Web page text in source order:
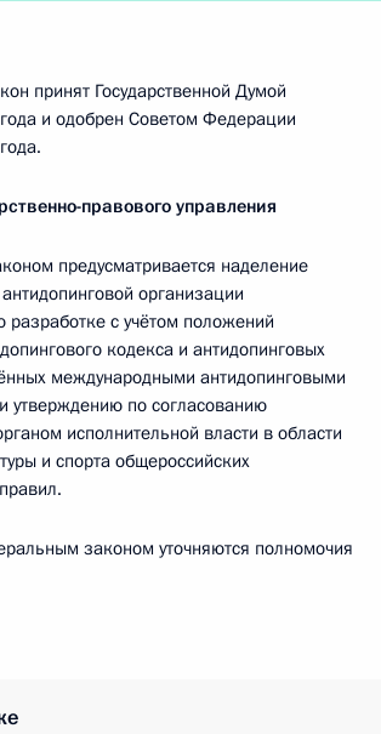
принят Государственной Думой
и одобрен Советом Федерации
правового управления
предусматривается наделение
организации
разработке с учётом положений
кодекса и антидопинговых
международными антидопинговыми
утверждению по согласованию
исполнительной власти в области
и спорта общероссийских
законом уточняются полномочия